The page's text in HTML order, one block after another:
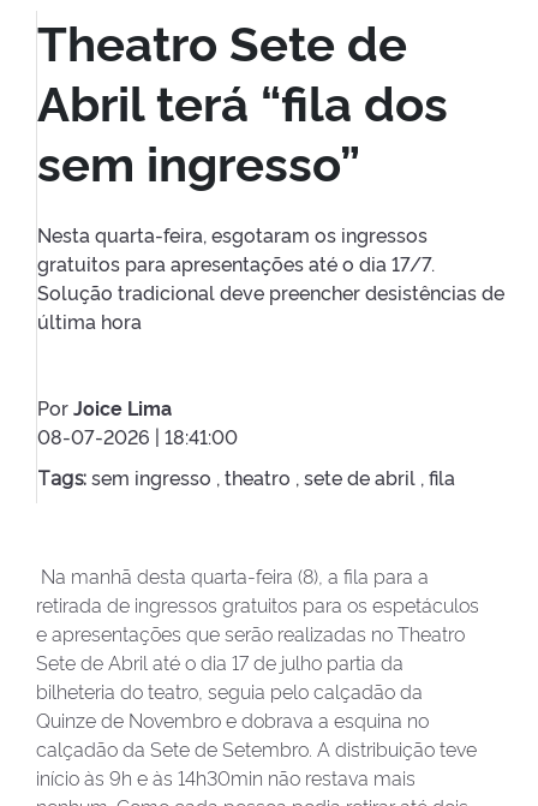
Theatro Sete de
Abril terá “fila dos
sem ingresso”
Nesta quarta-feira, esgotaram os ingressos
gratuitos para apresentações até o dia 17/7.
Solução tradicional deve preencher desistências de
última hora
PorJoice Lima
08-07-2026 | 18:41:00
Tags: sem ingresso , theatro , sete de abril , fila
Na manhã desta quarta-feira (8), a fila para a
retirada de ingressos gratuitos para os espetáculos
e apresentações que serão realizadas no Theatro
Sete de Abril até o dia 17 de julho partia da
bilheteria do teatro, seguia pelo calçadão da
Quinze de Novembro e dobrava a esquina no
calçadão da Sete de Setembro. A distribuição teve
início às 9h e às 14h30min não restava mais